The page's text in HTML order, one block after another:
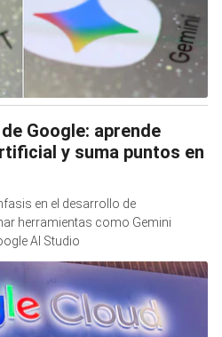
Google: aprende
y suma puntos en
en el desarrollo de
herramientas como Gemini
AI Studio